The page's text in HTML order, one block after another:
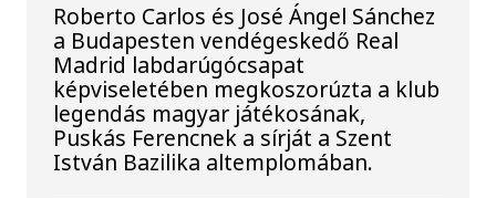
Roberto Carlos és José Ángel Sánchez
a Budapesten vendégeskedő Real
Madrid labdarúgócsapat
képviseletében megkoszorúzta a klub
legendás magyar játékosának,
Puskás Ferencnek a sírját a Szent
István Bazilika altemplomában.